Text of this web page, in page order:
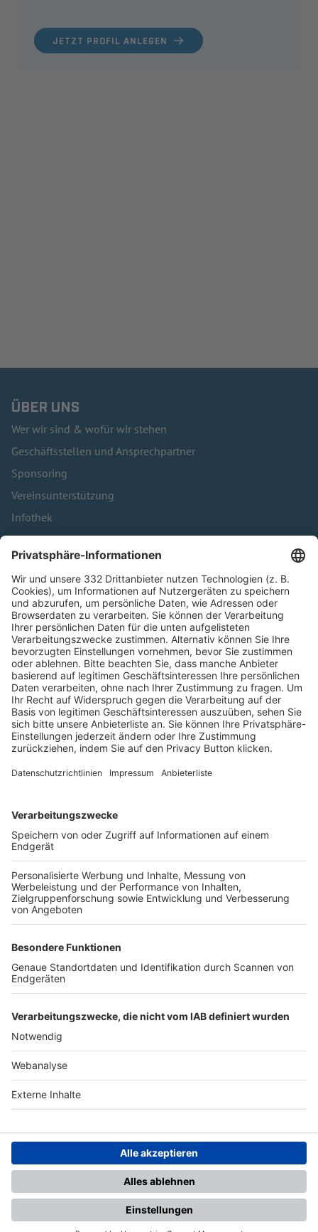
JETZT PROFIL ANLEGEN
ÜBER UNS
Wer wir sind & wofür wir stehen
Geschäftsstellen und Ansprechpartner
Sponsoring
Vereinsunterstützung
Infothek
Kontakt
HÄUFIG BESUCHTE SEITEN
Pässe und Vereinswechsel
Trainerausbildung
Schulungsangebot Vereinsmitarbeiter
BFV-Geschäftsstellen
Trainerbörse
Login SpielPlus
FOLGE DEM BFV
TOP-VEREINE
TOP-PARTNER
SFV DFB
Nutzungsbedingungen Datenschutz Impressum
Ihr Gerät wird möglicherweise
nicht vollständig unterstützt.
Für die beste Nutzung empfehlen
wir ein kompatibles Gerät oder
einen aktuellen Browser.